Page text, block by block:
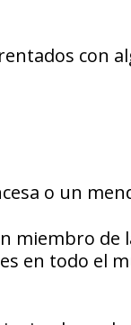
con
o un
miembro de
en todo el